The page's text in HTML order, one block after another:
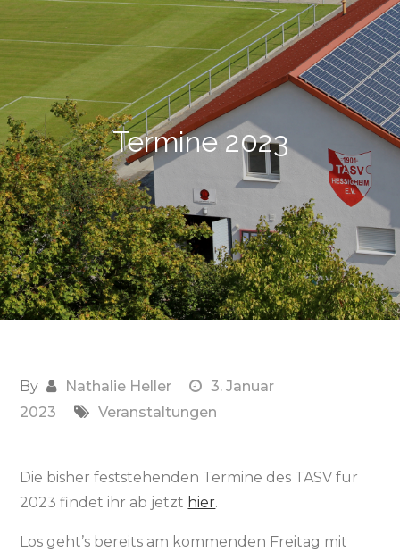
Termine 2023
By Nathalie Heller
3. Januar
2023
Veranstaltungen
Die bisher feststehenden Termine des TASV für
2023 findet ihr ab jetzt hier.
Los geht’s bereits am kommenden Freitag mit